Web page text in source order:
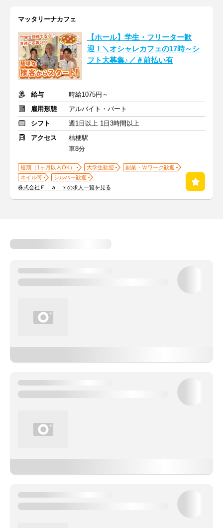
マッタリーナカフェ
【ホール】学生・フリーター歓
迎！＼オシャレカフェの17時～シ
フト大募集♪／＃前払い有
給与
時給1075円～
雇用形態
アルバイト・パート
シフト
週1日以上 1日3時間以上
アクセス
桔梗駅
車8分
短期（1ヶ月以内OK） 大学生歓迎
副業・Ｗワーク歓迎
ネイル可
シルバー歓迎
株式会社Ｆ ａｉｘの求人一覧を見る